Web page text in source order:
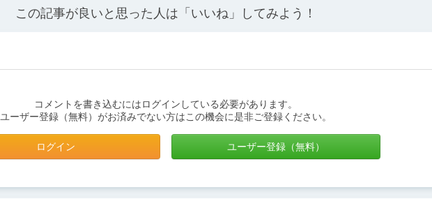
この記事が良いと思った人は「いいね」してみよう！
コメントを書き込むにはログインしている必要があります。
ユーザー登録（無料）がお済みでない方はこの機会に是非ご登録ください。
ログイン ユーザー登録（無料）